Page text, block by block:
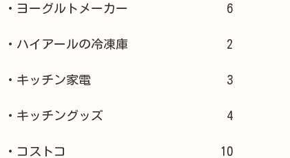
・ヨーグルトメーカー 6
・ハイアールの冷凍庫 2
・キッチン家電 3
・キッチングッズ 4
・コストコ 10